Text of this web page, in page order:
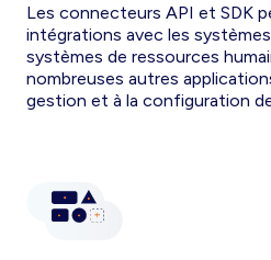
Les connecteurs API et SDK
intégrations avec les
systèmes de ressources
nombreuses autres
gestion et à la configuration